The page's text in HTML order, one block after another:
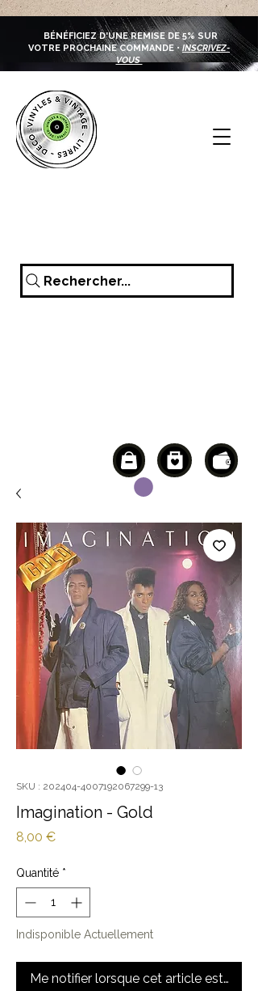
BÉNÉFICIEZ D'UNE REMISE DE 5% SUR
VOTRE PROCHAINE COMMANDE • INSCRIVEZ-
VOUS
Rechercher...
SKU : 202404-4007192067299-13
Imagination - Gold
8,00 €Prix
Quantité *
Indisponible Actuellement
Me notifier lorsque cet article est